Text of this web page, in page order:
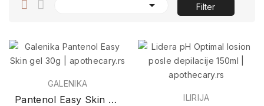
 Filter
GALENIKA
Pantenol Easy Skin gel 30g ILIRIJA